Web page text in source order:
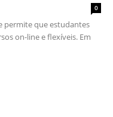
0
permite que estudantes
on-line e flexíveis. Em